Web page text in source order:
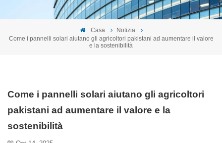
Casa
Notizia
Come i pannelli solari aiutano gli agricoltori pakistani ad aumentare il valore
e la sostenibilità
Come i pannelli solari aiutano gli agricoltori
pakistani ad aumentare il valore e la
sostenibilità